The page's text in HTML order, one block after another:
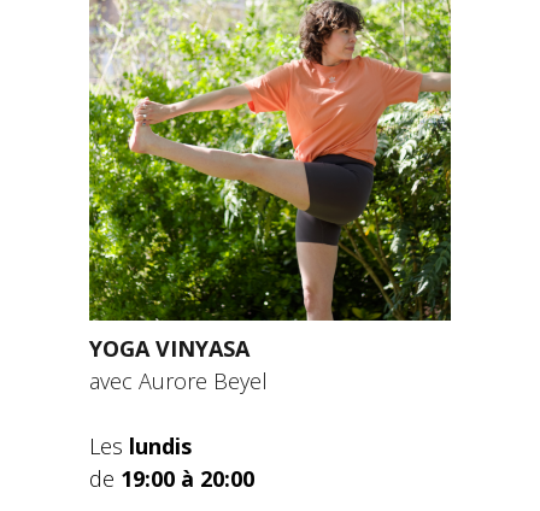
YOGA VINYASA
avec Aurore Beyel
Les lundis
de 19:00 à 20:00